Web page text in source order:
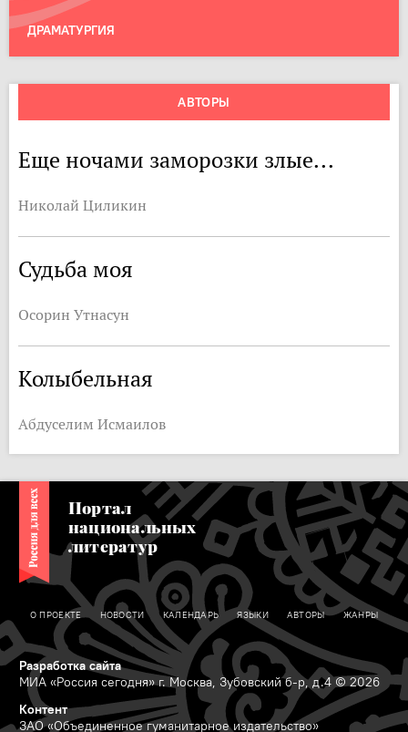
ДРАМАТУРГИЯ
АВТОРЫ
Еще ночами заморозки злые...
Николай Циликин
Судьба моя
Осорин Утнасун
Колыбельная
Абдуселим Исмаилов
Портал
национальных
литератур
О ПРОЕКТЕ НОВОСТИ КАЛЕНДАРЬ ЯЗЫКИ АВТОРЫ ЖАНРЫ
Разработка сайта
МИА «Россия сегодня» г. Москва, Зубовский б-р, д.4 © 2026
Контент
ЗАО «Объединенное гуманитарное издательство»